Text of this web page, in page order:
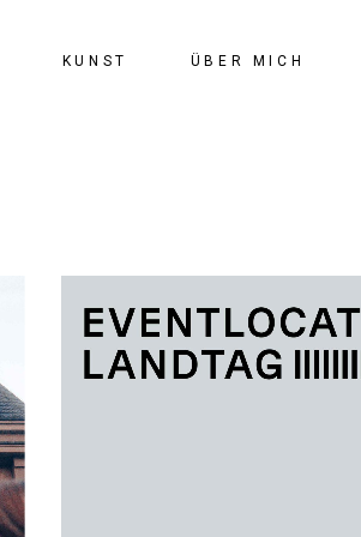
KUNST ÜBER MICH